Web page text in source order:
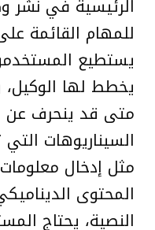
الرئيسية في نشر
للمهام القائمة
يستطيع
يخطط لها
متى قد ينحرف عن
السيناريوهات
مثل إدخال
المحتوى
النصية، يحتاج